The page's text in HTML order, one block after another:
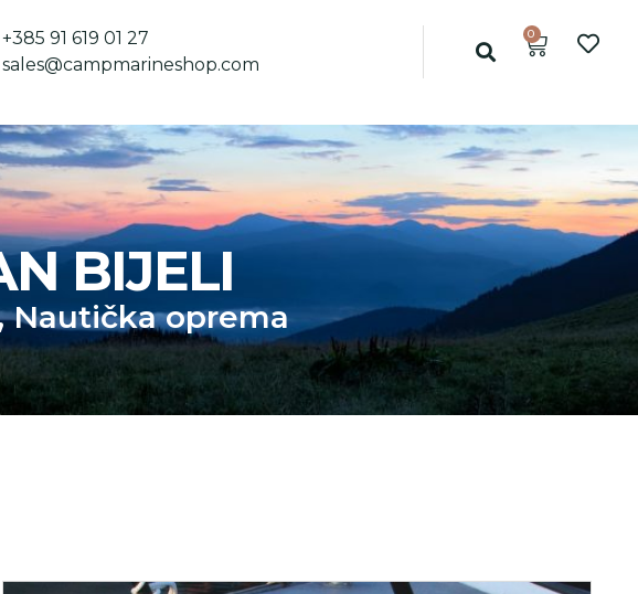
+385 91 619 01 27
sales@campmarineshop.com
0
BIJELI
Nautička oprema